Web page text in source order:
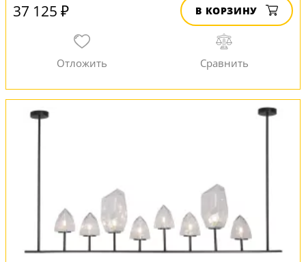
37 125 ₽ В КОРЗИНУ